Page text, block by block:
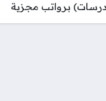
برواتب مجزية